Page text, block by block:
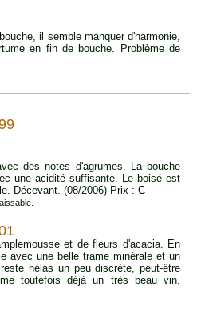
il semble manquer d'harmonie,
en fin de bouche. Problème de
des notes d'agrumes. La bouche
une acidité suffisante. Le boisé est
Décevant. (08/2006) Prix : C
et de fleurs d'acacia. En
avec une belle trame minérale et un
hélas un peu discrète, peut-être
toutefois déjà un très beau vin.